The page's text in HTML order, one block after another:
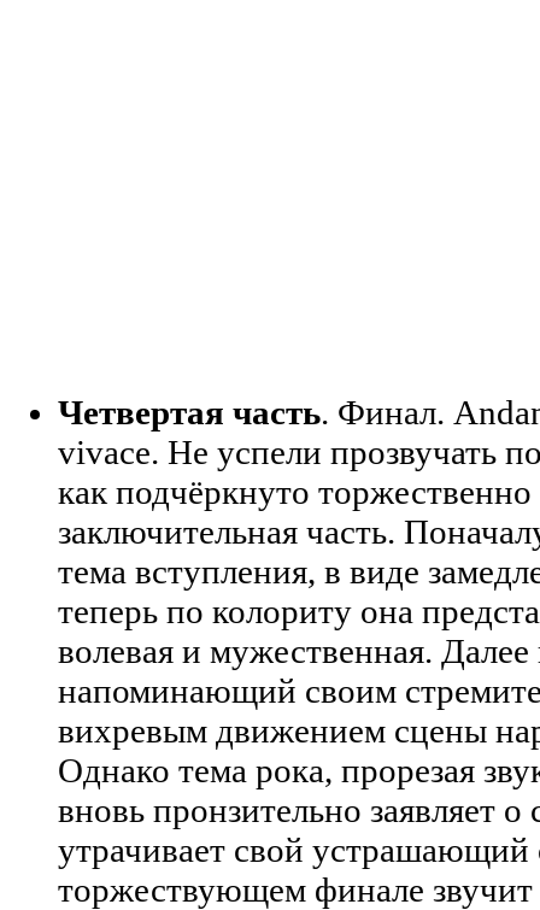
Четвертая часть. Финал.
vivace. Не успели прозвучать
как подчёркнуто торжественно
заключительная часть.
тема вступления, в виде
теперь по колориту она
волевая и мужественная. Далее
напоминающий своим
вихревым движением сцены
Однако тема рока, прорезая
вновь пронзительно заявляет
утрачивает свой устрашающий
торжествующем финале